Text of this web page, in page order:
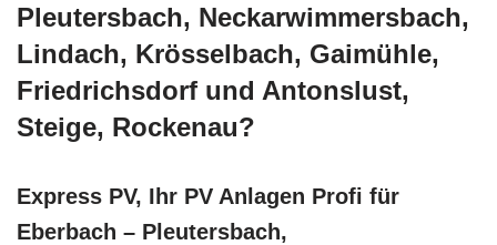
Pleutersbach, Neckarwimmersbach,
Lindach, Krösselbach, Gaimühle,
Friedrichsdorf und Antonslust,
Steige, Rockenau?
Express PV, Ihr PV Anlagen Profi für
Eberbach – Pleutersbach,